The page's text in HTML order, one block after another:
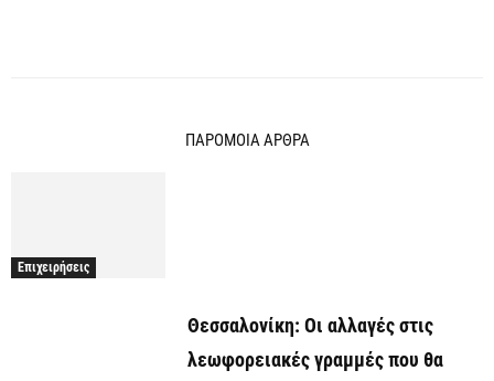
ΠΑΡΟΜΟΙΑ ΑΡΘΡΑ
Επιχειρήσεις
Θεσσαλονίκη: Οι αλλαγές στις
λεωφορειακές γραμμές που θα